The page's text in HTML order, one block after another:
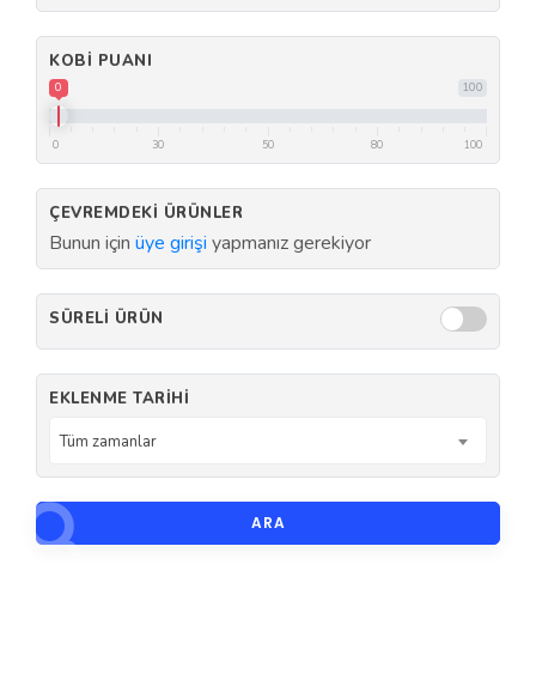
KOBI PUANI
100
0
0 30 50 80 100
ÇEVREMDEKI ÜRÜNLER
Bunun için üye girişi yapmanız gerekiyor
SÜRELI ÜRÜN
EKLENME TARIHI
Tüm zamanlar
ARA